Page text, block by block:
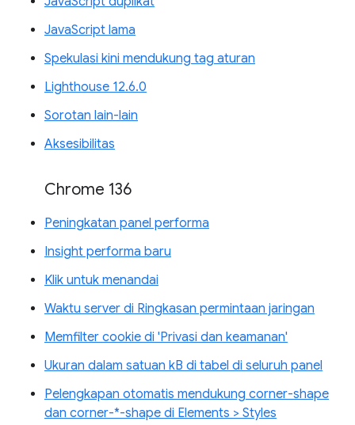
JavaScript lama
Spekulasi kini mendukung tag aturan
Lighthouse 12.6.0
Sorotan lain-lain
Aksesibilitas
Chrome 136
Peningkatan panel performa
Insight performa baru
Klik untuk menandai
Waktu server di Ringkasan permintaan jaringan
Memfilter cookie di 'Privasi dan keamanan'
Ukuran dalam satuan kB di tabel di seluruh panel
Pelengkapan otomatis mendukung corner-shape
dan corner-*-shape di Elements > Styles